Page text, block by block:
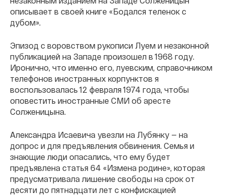
описывает в своей книге «Бодался теленок с
дубом».
Эпизод с воровством рукописи Луем и незаконной
публикацией на Западе произошел в 1968 году.
Иронично, что именно его, луевским, справочником
телефонов иностранных корпунктов я
воспользовалась 12 февраля 1974 года, чтобы
оповестить иностранные СМИ об аресте
Солженицына.
Александра Исаевича увезли на Лубянку — на
допрос и для предъявления обвинения. Семья и
знающие люди опасались, что ему будет
предъявлена статья 64 «Измена родине», которая
предусматривала лишение свободы на срок от
десяти до пятнадцати лет с конфискацией